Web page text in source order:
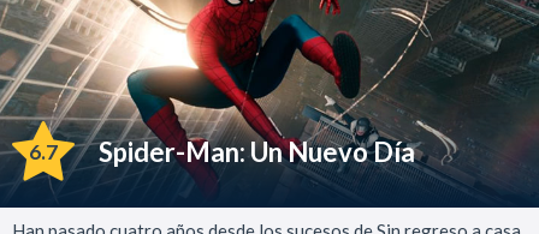
6.7 Spider-Man: Un Nuevo Día